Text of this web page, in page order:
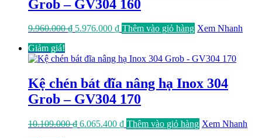
Grob – GV304 160
9.960.000₫ Giá
9.960.000 ₫.
5.976.000 ₫Giá
là:
Thêm vào giỏ hàng Xem Nhanh
Giảm giá!
Kệ chén bát đĩa nâng hạ Inox 304
Grob – GV304 170
10.109.000₫ Giá
6.065.400 ₫Giá
Thêm vào giỏ hàng Xem Nhanh